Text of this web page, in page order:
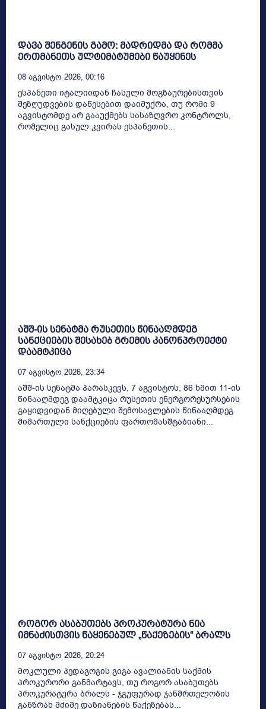
დავა შენგენის გამო: მადრიდმა და რომმა
ერთმანეთს ულტიმატუმები წაუყენეს
08 Აგვისტო 2026, 00:16
ესპანეთი იტალიიდან ჩასული მოგზაურებისთვის
შეზღუდვების დაწესებით დაიმუქრა, თუ რომი 9
აგვისტომდე არ გააუქმებს სასაზღვრო კონტროლს,
რომელიც გასულ კვირას ესპანეთის...
აშშ-ის სენატმა რუსეთის წინააღმდეგ
სანქციების შესახებ გრემის კანონპროექტი
დაამტკიცა
07 Აგვისტო 2026, 23:34
აშშ-ის სენატმა პარასკევს, 7 აგვისტოს, 86 ხმით 11-ის
წინააღმდეგ დაამტკიცა რუსეთის ენერგორესურსების
გაყიდვიდან მიღებული შემოსავლების წინააღმდეგ
მიმართული სანქციების ფართომასშტაბიანი...
როგორ ასაბუთებს პროკურატურა ნია
იმნაძისთვის წაყენებულ „წაქეზების“ ბრალს
07 Აგვისტო 2026, 20:24
მოკლული პედაგოგის გიგა ავალიანის საქმის
პროკურორი განმარტავს, თუ როგორ ასაბუთებს
პროკურატურა ბრალს - ჯგუფურად ჯანმრთელობის
განზრახ მძიმე დაზიანების წაქეზებას...